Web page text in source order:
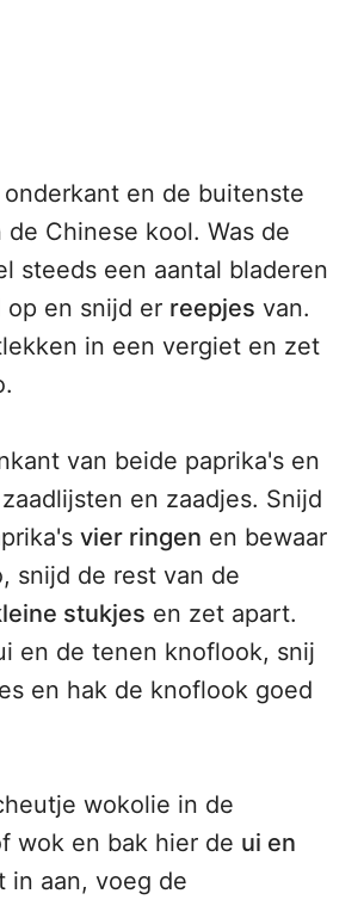
en de buitenste
de Chinese kool. Was de
steeds een aantal bladeren
op en snijd er reepjes van.
in een vergiet en zet
van beide paprika's en
en zaadjes. Snijd
vier ringen en bewaar
snijd de rest van de
stukjes en zet apart.
en de tenen knoflook, snij
en hak de knoflook goed
wokolie in de
wok en bak hier de ui en
in aan, voeg de